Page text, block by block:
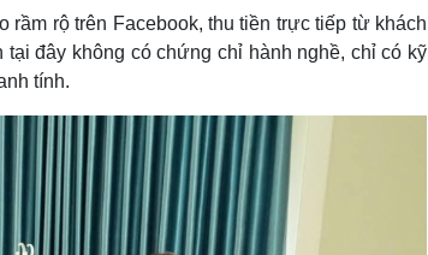
rộ trên Facebook, thu tiền trực tiếp từ khách
đây không có chứng chỉ hành nghề, chỉ có kỹ
tính.